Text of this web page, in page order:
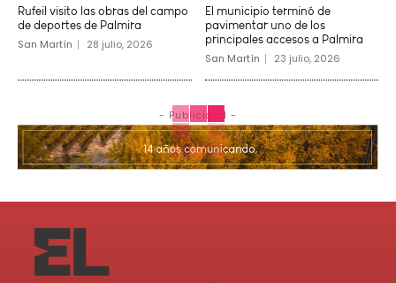
Rufeil visito las obras del campo
de deportes de Palmira
San Martín 28 julio, 2026
El municipio terminó de
pavimentar uno de los
principales accesos a Palmira
San Martín 23 julio, 2026
- Publicidad -